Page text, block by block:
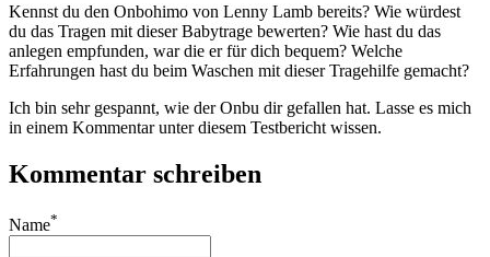
Kennst du den Onbohimo von Lenny Lamb bereits? Wie würdest
du das Tragen mit dieser Babytrage bewerten? Wie hast du das
anlegen empfunden, war die er für dich bequem? Welche
Erfahrungen hast du beim Waschen mit dieser Tragehilfe gemacht?
Ich bin sehr gespannt, wie der Onbu dir gefallen hat. Lasse es mich
in einem Kommentar unter diesem Testbericht wissen.
Kommentar schreiben
Name*